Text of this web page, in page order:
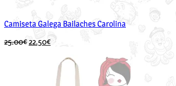
Camiseta Galega Bailaches Carolina
25.00€ O
22.50€O
actual
22.50€.